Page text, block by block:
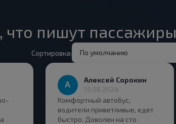
что пишут пассажиры
Сортировка: По умолчанию
Алексей Сорокин
19.08.2024
Комфортный автобус,
водители приветливые, едет
быстро. Доволен на сто